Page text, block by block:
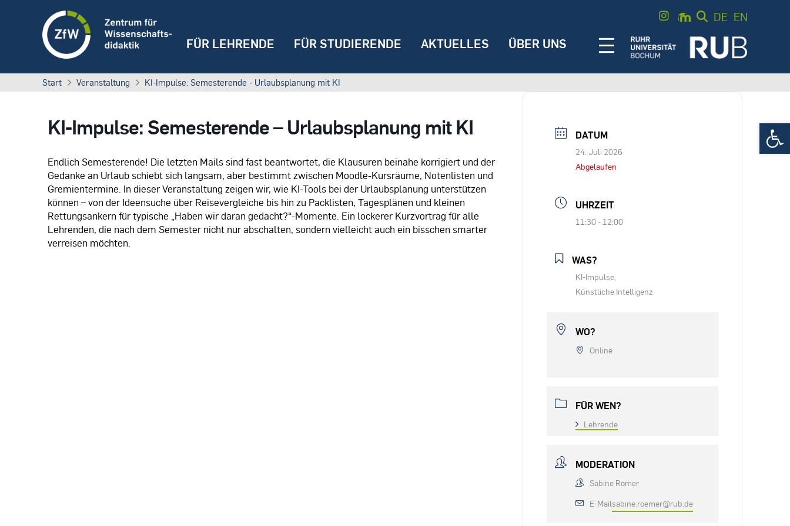
FÜR LEHRENDE FÜR STUDIERENDE AKTUELLES ÜBER UNS
DE EN
Start Veranstaltung KI-Impulse: Semesterende - Urlaubsplanung mit KI
KI-Impulse: Semesterende – Urlaubsplanung mit KI
Endlich Semesterende! Die letzten Mails sind fast beantwortet, die Klausuren beinahe korrigiert und der
Gedanke an Urlaub schiebt sich langsam, aber bestimmt zwischen Moodle-Kursräume, Notenlisten und
Gremientermine. In dieser Veranstaltung zeigen wir, wie KI-Tools bei der Urlaubsplanung unterstützen
können – von der Ideensuche über Reisevergleiche bis hin zu Packlisten, Tagesplänen und kleinen
Rettungsankern für typische „Haben wir daran gedacht?“-Momente. Ein lockerer Kurzvortrag für alle
Lehrenden, die nach dem Semester nicht nur abschalten, sondern vielleicht auch ein bisschen smarter
verreisen möchten.
DATUM
24. Juli 2026
Abgelaufen
UHRZEIT
11:30 - 12:00
WAS?
KI-Impulse,
Künstliche Intelligenz
WO?
Online
FÜR WEN?
Lehrende
MODERATION
Sabine Römer
E-Mailsabine.roemer@rub.de